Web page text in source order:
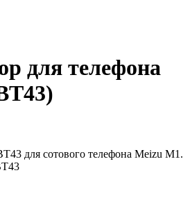
для телефона
для сотового телефона Meizu M1.